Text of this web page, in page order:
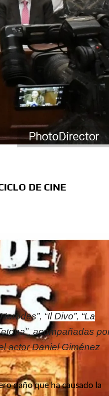
DE CINE
“Il Divo”, “La
acompañadas
actor Daniel Giménez
daño que ha causado la